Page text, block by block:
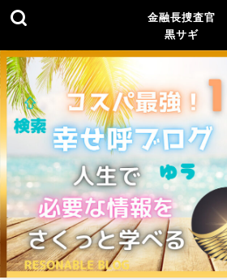
金融長捜査官
黒サギ